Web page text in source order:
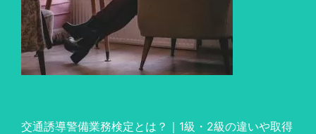
交通誘導警備業務検定とは？｜1級・2級の違いや取得